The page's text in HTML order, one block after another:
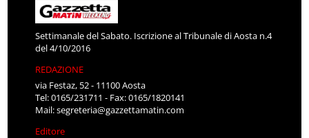
Settimanale del Sabato. Iscrizione al Tribunale di Aosta n.4
del 4/10/2016
REDAZIONE
via Festaz, 52 - 11100 Aosta
Tel: 0165/231711 - Fax: 0165/1820141
Mail:segreteria@gazzettamatin.com
Editore